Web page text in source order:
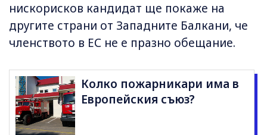
нискорисков кандидат ще покаже на
другите страни от Западните Балкани, че
членството в ЕС не е празно обещание.
Колко пожарникари има в
Европейския съюз?